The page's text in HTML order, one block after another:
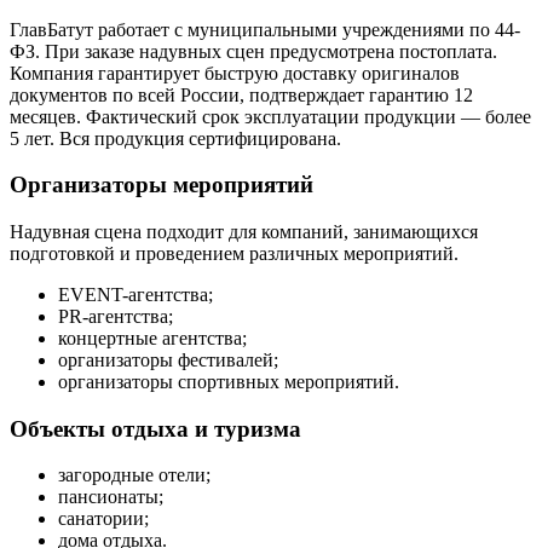
ГлавБатут работает с муниципальными учреждениями по 44-
ФЗ. При заказе надувных сцен предусмотрена постоплата.
Компания гарантирует быструю доставку оригиналов
документов по всей России, подтверждает гарантию 12
месяцев. Фактический срок эксплуатации продукции — более
5 лет. Вся продукция сертифицирована.
Организаторы мероприятий
Надувная сцена подходит для компаний, занимающихся
подготовкой и проведением различных мероприятий.
EVENT-агентства;
PR-агентства;
концертные агентства;
организаторы фестивалей;
организаторы спортивных мероприятий.
Объекты отдыха и туризма
загородные отели;
пансионаты;
санатории;
дома отдыха.